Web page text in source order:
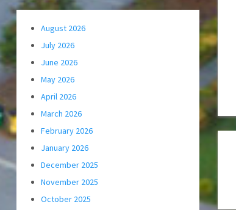
August 2026
July 2026
June 2026
May 2026
April 2026
March 2026
February 2026
January 2026
December 2025
November 2025
October 2025